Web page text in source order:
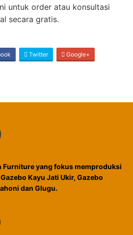
untuk order atau konsultasi
secara gratis.
Twitter Google+
Furniture yang fokus memproduksi
Kayu Jati Ukir, Gazebo
dan Glugu.